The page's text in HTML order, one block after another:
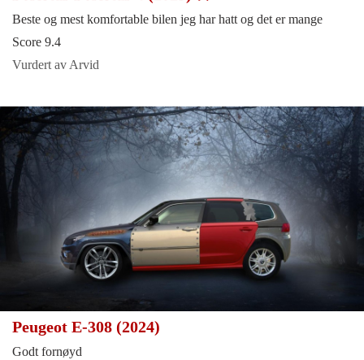
Beste og mest komfortable bilen jeg har hatt og det er mange
Score 9.4
Vurdert av Arvid
Peugeot E-308 (2024)
Godt fornøyd